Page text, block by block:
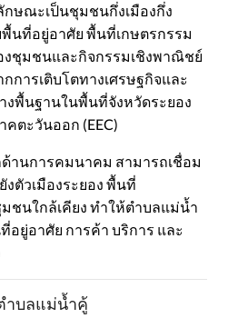
กษณะเป็นชุมชนกึ่งเมืองกึ่ง
นที่อยู่อาศัย พื้นที่เกษตรกรรม
งชุมชนและกิจกรรมเชิงพาณิชย์
การเติบโตทางเศรษฐกิจและ
งพื้นฐานในพื้นที่จังหวัดระยอง
คตะวันออก (EEC)
านการคมนาคม สามารถเชื่อม
ตัวเมืองระยอง พื้นที่
ชนใกล้เคียง ทำให้ตำบลแม่น้ำ
ยู่อาศัย การค้า บริการ และ
ำบลแม่น้ำคู้